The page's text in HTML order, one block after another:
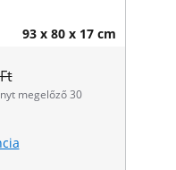
93 x 80 x 17 cm
megelőző 30